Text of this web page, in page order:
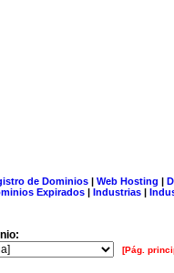
de Dominios| Web Hosting |
Expirados | Industrias |
[Pág.